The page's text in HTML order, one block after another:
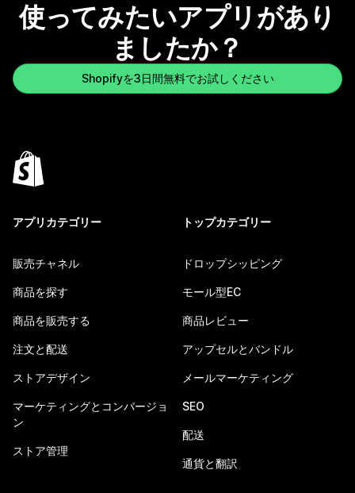
使ってみたいアプリがあり
ましたか？
Shopifyを3日間無料でお試しください
アプリカテゴリー
販売チャネル
商品を探す
商品を販売する
注文と配送
ストアデザイン
マーケティングとコンバージョ
ン
ストア管理
トップカテゴリー
ドロップシッピング
モール型EC
商品レビュー
アップセルとバンドル
メールマーケティング
SEO
配送
通貨と翻訳